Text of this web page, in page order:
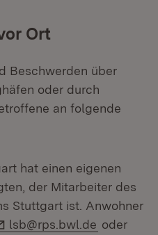
Ort
Beschwerden über
oder durch
an folgende
hat einen eigenen
der Mitarbeiter des
Stuttgart ist. Anwohner
E-Mail:
lsb@rps.bwl.de oder